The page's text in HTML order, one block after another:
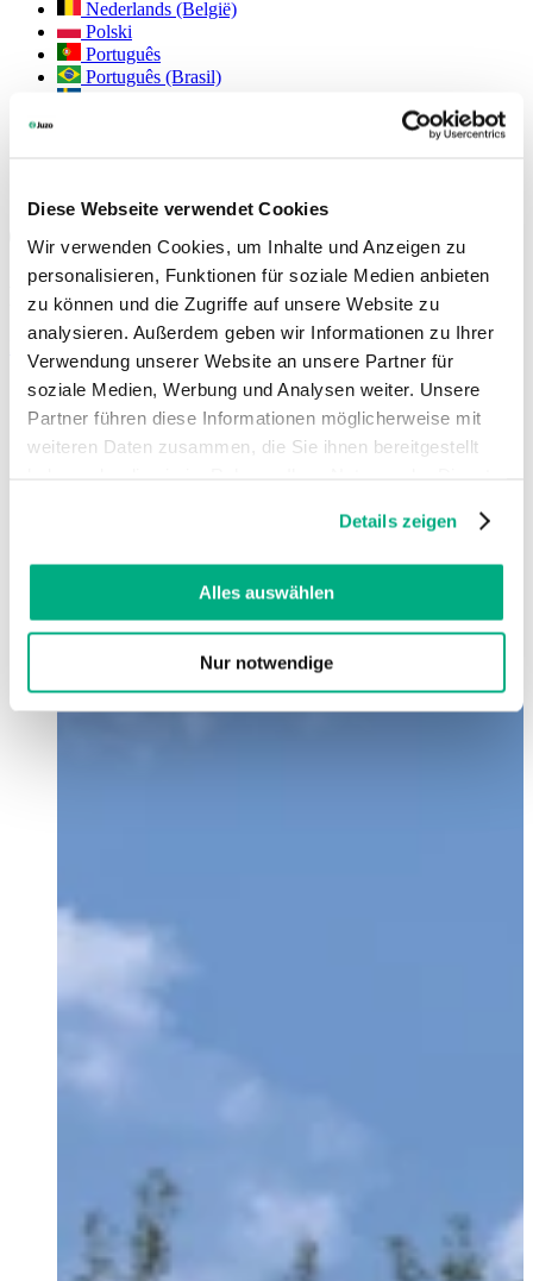
Diese Webseite verwendet Cookies
Wir verwenden Cookies, um Inhalte und Anzeigen zu
personalisieren, Funktionen für soziale Medien anbieten
zu können und die Zugriffe auf unsere Website zu
analysieren. Außerdem geben wir Informationen zu Ihrer
Verwendung unserer Website an unsere Partner für
soziale Medien, Werbung und Analysen weiter. Unsere
Partner führen diese Informationen möglicherweise mit
weiteren Daten zusammen, die Sie ihnen bereitgestellt
Cookies, wenn Sie unsere Webseite weiterhin nutzen.
Weitere Informationen finden Sie in
DatenschutzerklärungundImpressum
Details zeigen
Alles auswählen
Nur notwendige
Nederlands (België)
Polski
Português
Português (Brasil)
Social Media
Personal
Mehr lesen